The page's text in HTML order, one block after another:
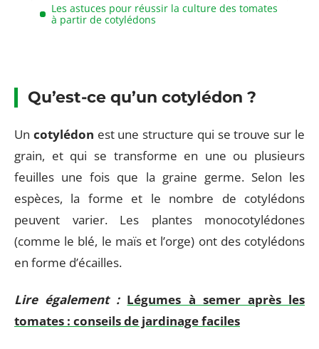
Les astuces pour réussir la culture des tomates
à partir de cotylédons
Qu’est-ce qu’un cotylédon ?
Un cotylédon est une structure qui se trouve sur le
grain, et qui se transforme en une ou plusieurs
feuilles une fois que la graine germe. Selon les
espèces, la forme et le nombre de cotylédons
peuvent varier. Les plantes monocotylédones
(comme le blé, le maïs et l’orge) ont des cotylédons
en forme d’écailles.
Lire également : Légumes à semer après les
tomates : conseils de jardinage faciles